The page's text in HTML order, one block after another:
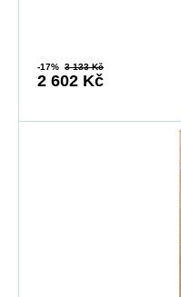
-17% 3 133 Kč
2 602 Kč